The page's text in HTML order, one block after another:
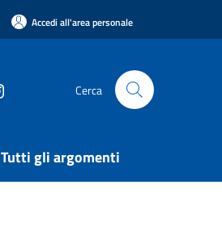
Accedi all'area personale
Cerca
Tutti gli argomenti